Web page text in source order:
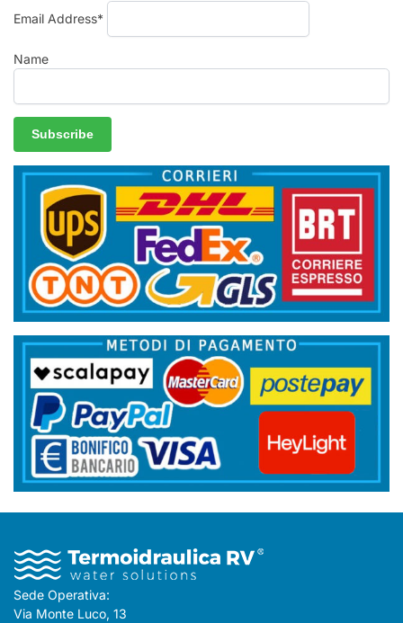
Email Address*
Name
Sede Operativa:
Via Monte Luco, 13